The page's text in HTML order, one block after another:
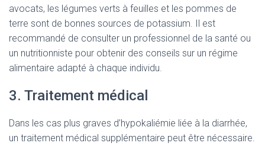
avocats, les légumes verts à feuilles et les pommes de
terre sont de bonnes sources de potassium. Il est
recommandé de consulter un professionnel de la santé ou
un nutritionniste pour obtenir des conseils sur un régime
alimentaire adapté à chaque individu.
3. Traitement médical
Dans les cas plus graves d’hypokaliémie liée à la diarrhée,
un traitement médical supplémentaire peut être nécessaire.